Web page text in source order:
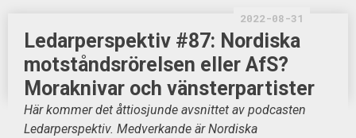
2022-08-31
Ledarperspektiv #87: Nordiska
motståndsrörelsen eller AfS?
Moraknivar och vänsterpartister
Här kommer det åttiosjunde avsnittet av podcasten
Ledarperspektiv. Medverkande är Nordiska